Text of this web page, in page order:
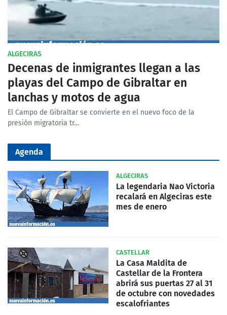
ALGECIRAS
Decenas de inmigrantes llegan a las
playas del Campo de Gibraltar en
lanchas y motos de agua
El Campo de Gibraltar se convierte en el nuevo foco de la
presión migratoria tr…
Agenda
ALGECIRAS
La legendaria Nao Victoria
recalará en Algeciras este
mes de enero
CASTELLAR
La Casa Maldita de
Castellar de la Frontera
abrirá sus puertas 27 al 31
de octubre con novedades
escalofriantes